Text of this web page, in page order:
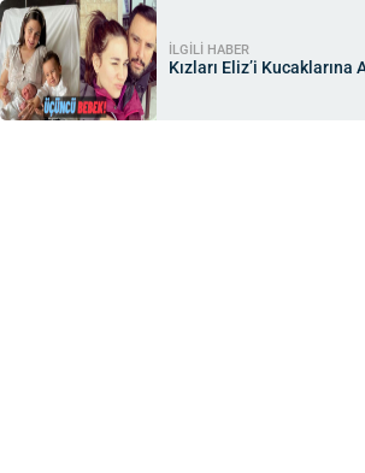
İLGİLİ HABER
Kızları Eliz’i